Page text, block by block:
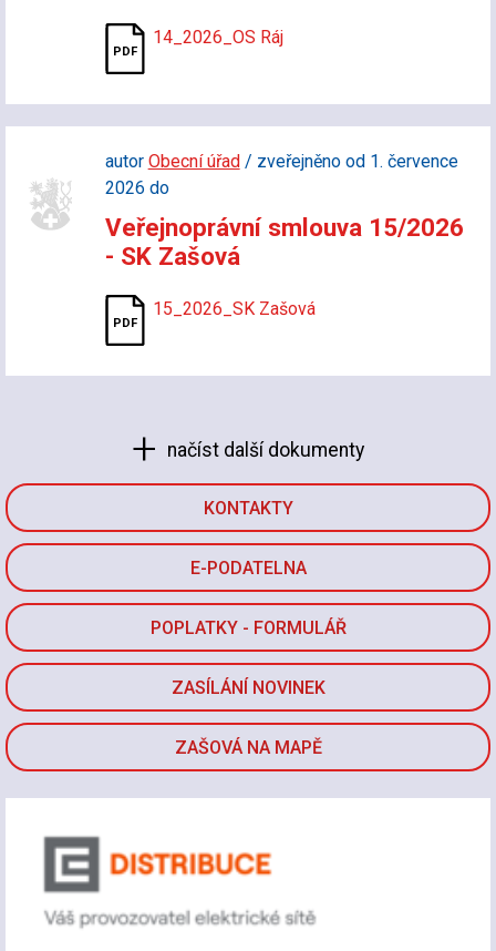
KONTAKTY
E-PODATELNA
POPLATKY - FORMULÁŘ
ZASÍLÁNÍ NOVINEK
ZAŠOVÁ NA MAPĚ
14_2026_OS Ráj
autor Obecní úřad/ zveřejněno od 1. července
2026 do
Veřejnoprávní smlouva 15/2026
- SK Zašová
15_2026_SK Zašová
načíst další dokumenty